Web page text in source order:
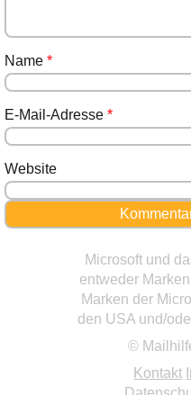
Name *
E-Mail-Adresse *
Website
Microsoft und
entweder
Marken der
den USA und/
©
Kontakt